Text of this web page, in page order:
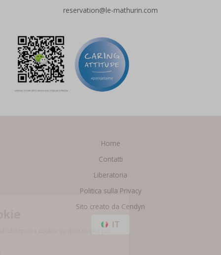
reservation@le-mathurin.com
Home
Contatti
Liberatoria
Politica sulla Privacy
Sito creato da Cendyn
IT